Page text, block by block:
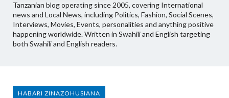
Tanzanian blog operating since 2005, covering International
news and Local News, including Politics, Fashion, Social Scenes,
Interviews, Movies, Events, personalities and anything positive
happening worldwide. Written in Swahili and English targeting
both Swahili and English readers.
HABARI ZINAZOHUSIANA